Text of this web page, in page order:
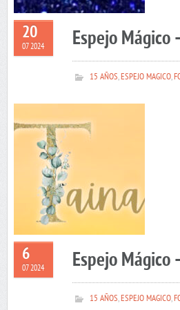
20
07 2024 Espejo Mágico
15 AÑOS,ESPEJO MAGICO,
6
07 2024 Espejo Mágico
15 AÑOS,ESPEJO MAGICO,